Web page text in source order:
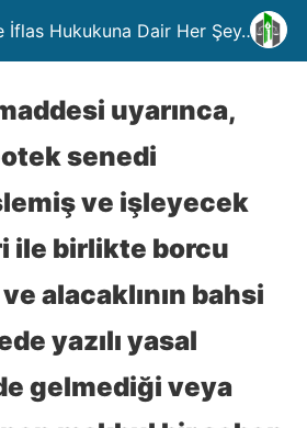
İflas Hukukuna Dair Her Şey….
uyarınca,
senedi
ve işleyecek
ile birlikte borcu
alacaklının bahsi
yazılı yasal
gelmediği veya